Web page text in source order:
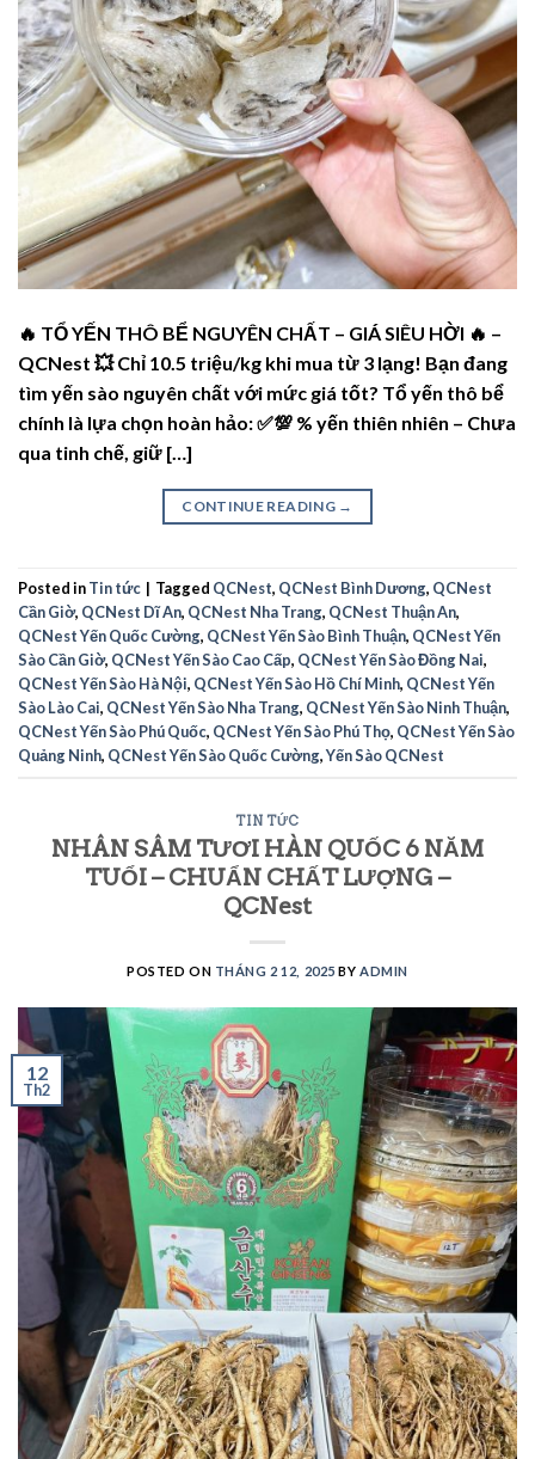
🔥 TỔ YẾN THÔ BỂ NGUYÊN CHẤT – GIÁ SIÊU HỜI 🔥 –
QCNest 💥 Chỉ 10.5 triệu/kg khi mua từ 3 lạng! Bạn đang
tìm yến sào nguyên chất với mức giá tốt? Tổ yến thô bể
chính là lựa chọn hoàn hảo: ✅💯 % yến thiên nhiên – Chưa
qua tinh chế, giữ […]
CONTINUE READING →
Posted inTin tức | Tagged QCNest, QCNest Bình Dương, QCNest
Cần Giờ, QCNest Dĩ An, QCNest Nha Trang, QCNest Thuận An,
QCNest Yến Quốc Cường, QCNest Yến Sào Bình Thuận, QCNest Yến
Sào Cần Giờ, QCNest Yến Sào Cao Cấp, QCNest Yến Sào Đồng Nai,
QCNest Yến Sào Hà Nội, QCNest Yến Sào Hồ Chí Minh, QCNest Yến
Sào Lào Cai, QCNest Yến Sào Nha Trang, QCNest Yến Sào Ninh Thuận,
QCNest Yến Sào Phú Quốc, QCNest Yến Sào Phú Thọ, QCNest Yến Sào
Quảng Ninh, QCNest Yến Sào Quốc Cường,Yến Sào QCNest
TIN TỨC
NHÂN SÂM TƯƠI HÀN QUỐC 6 NĂM
TUỔI – CHUẨN CHẤT LƯỢNG –
QCNest
POSTED ON THÁNG 2 12, 2025 BY ADMIN
12
Th2